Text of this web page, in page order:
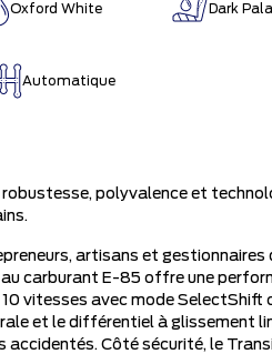
Oxford White Dark
Automatique
polyvalence et
artisans et
carburant E-85 offre une
vitesses avec mode
et le différentiel à glissement
Côté sécurité, le